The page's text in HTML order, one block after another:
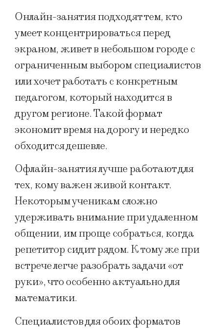
Онлайн-занятия подходят тем, кто
умеет концентрироваться перед
экраном, живет в небольшом городе с
ограниченным выбором специалистов
или хочет работать с конкретным
педагогом, который находится в
другом регионе. Такой формат
экономит время на дорогу и нередко
обходится дешевле.
Офлайн-занятия лучше работают для
тех, кому важен живой контакт.
Некоторым ученикам сложно
удерживать внимание при удаленном
общении, им проще собраться, когда
репетитор сидит рядом. К тому же при
встрече легче разобрать задачи «от
руки», что особенно актуально для
математики.
Специалистов для обоих форматов